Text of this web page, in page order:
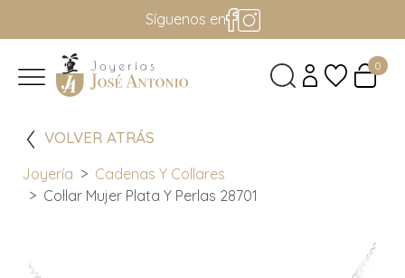
Síguenos en
0
VOLVER ATRÁS
Joyería
Cadenas Y Collares
Collar Mujer Plata Y Perlas 28701